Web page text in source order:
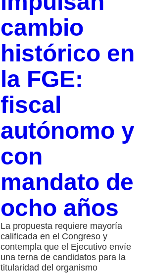
cambio
histórico en
la FGE:
fiscal
autónomo y
con
mandato de
ocho años
La propuesta requiere mayoría
calificada en el Congreso y
contempla que el Ejecutivo envíe
una terna de candidatos para la
titularidad del organismo